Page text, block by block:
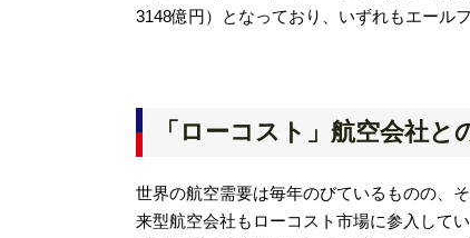
3148億円）となっており、いずれもエール
「ローコスト」航空会社と
世界の航空需要は毎年のびているものの、
来型航空会社もローコスト市場に参入して